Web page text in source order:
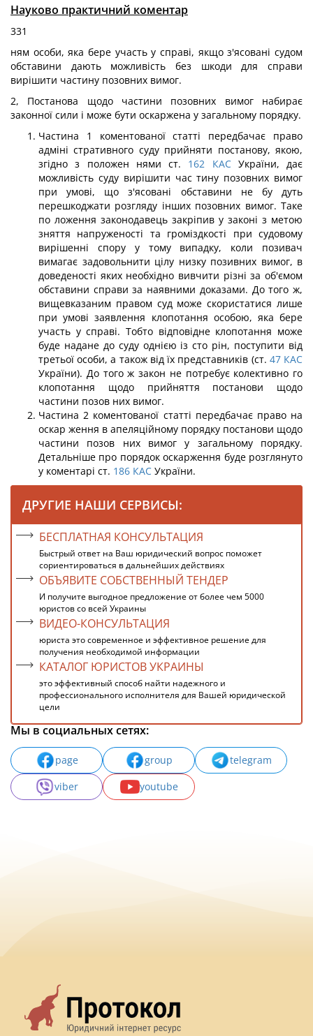
Науково практичний коментар
331
ням особи, яка бере участь у справі, якщо з'ясовані судом
обставини дають можливість без шкоди для справи
вирішити частину позовних вимог.
2, Постанова щодо частини позовних вимог набирає
законної сили і може бути оскаржена у загальному порядку.
Частина 1 коментованої статті передбачає право
адміні стративного суду прийняти постанову, якою,
згідно з положен нями ст. 162 КАСУкраїни, дає
можливість суду вирішити час тину позовних вимог
при умові, що з'ясовані обставини не бу дуть
перешкоджати розгляду інших позовних вимог. Таке
по ложення законодавець закріпив у законі з метою
зняття напруженості та громіздкості при судовому
вирішенні спору у тому випадку, коли позивач
вимагає задовольнити цілу низку позивних вимог, в
доведеності яких необхідно вивчити різні за об'ємом
обставини справи за наявними доказами. До того ж,
вищевказаним правом суд може скористатися лише
при умові заявлення клопотання особою, яка бере
участь у справі. Тобто відповідне клопотання може
буде надане до суду однією із сто рін, поступити від
третьої особи, а також від їх представників (ст. 47 КАС
України). До того ж закон не потребує колективно го
клопотання щодо прийняття постанови щодо
частини позов них вимог.
Частина 2 коментованої статті передбачає право на
оскар ження в апеляційному порядку постанови щодо
частини позов них вимог у загальному порядку.
Детальніше про порядок оскарження буде розглянуто
у коментарі ст. 186 КАС України.
ДРУГИЕ НАШИ СЕРВИСЫ:
БЕСПЛАТНАЯ КОНСУЛЬТАЦИЯ
Быстрый ответ на Ваш юридический вопрос поможет
сориентироваться в дальнейших действиях
ОБЪЯВИТЕ СОБСТВЕННЫЙ ТЕНДЕР
И получите выгодное предложение от более чем 5000
юристов со всей Украины
ВИДЕО-КОНСУЛЬТАЦИЯ
юриста это современное и эффективное решение для
получения необходимой информации
КАТАЛОГ ЮРИСТОВ УКРАИНЫ
это эффективный способ найти надежного и
профессионального исполнителя для Вашей юридической
цели
Мы в социальных сетях:
page group
telegram
viber
youtube